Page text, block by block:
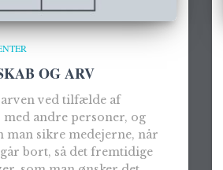
OG ARV
ved tilfælde af
med andre personer, og
man sikre medejerne, når
bort, så det fremtidige